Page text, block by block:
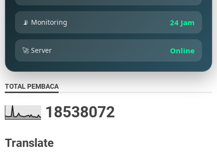
📡 Monitoring 24 Jam
🚀 Server Online
TOTAL PEMBACA
18538072
Translate